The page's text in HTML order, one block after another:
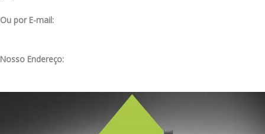
Ou por E-mail:
Nosso Endereço: